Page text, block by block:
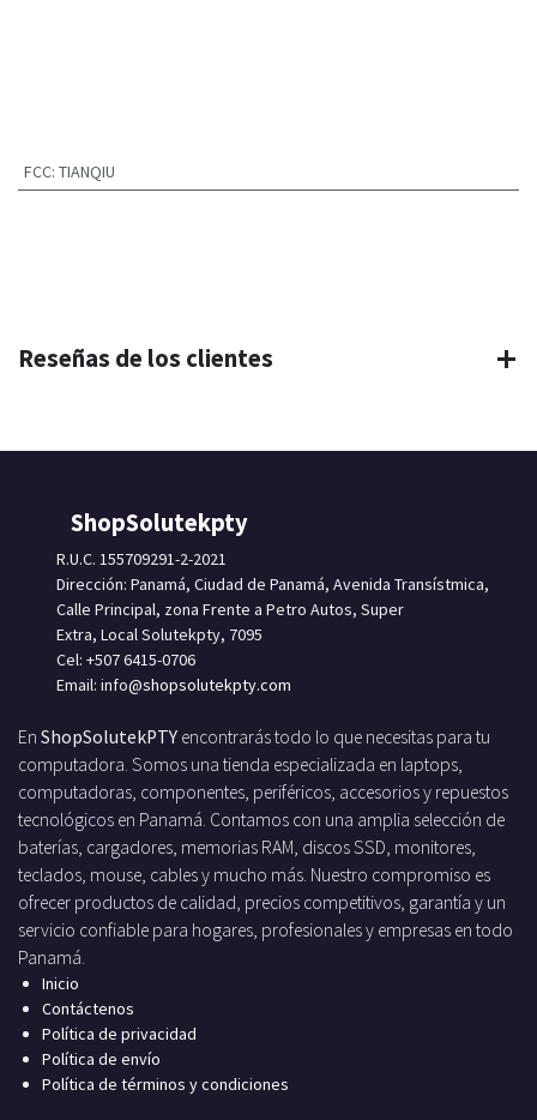
FCC: TIANQIU
Reseñas de los clientes
ShopSolutekpty
R.U.C. 155709291-2-2021
Dirección: Panamá, Ciudad de Panamá, Avenida Transístmica,
Calle Principal, zona Frente a Petro Autos, Super
Extra, Local Solutekpty, 7095
Cel: +507 6415-0706
Email: info@shopsolutekpty.com
En ShopSolutekPTY encontrarás todo lo que necesitas para tu
computadora. Somos una tienda especializada en laptops,
computadoras, componentes, periféricos, accesorios y repuestos
tecnológicos en Panamá. Contamos con una amplia selección de
baterías, cargadores, memorias RAM, discos SSD, monitores,
teclados, mouse, cables y mucho más. Nuestro compromiso es
ofrecer productos de calidad, precios competitivos, garantía y un
servicio confiable para hogares, profesionales y empresas en todo
Panamá.
Inicio
Contáctenos
Política de privacidad
Política de envío
Política de términos y condiciones